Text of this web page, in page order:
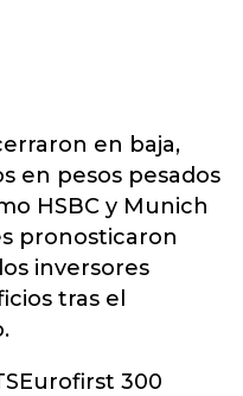
en baja,
en pesos pesados
HSBC y Munich
pronosticaron
inversores
tras el
300